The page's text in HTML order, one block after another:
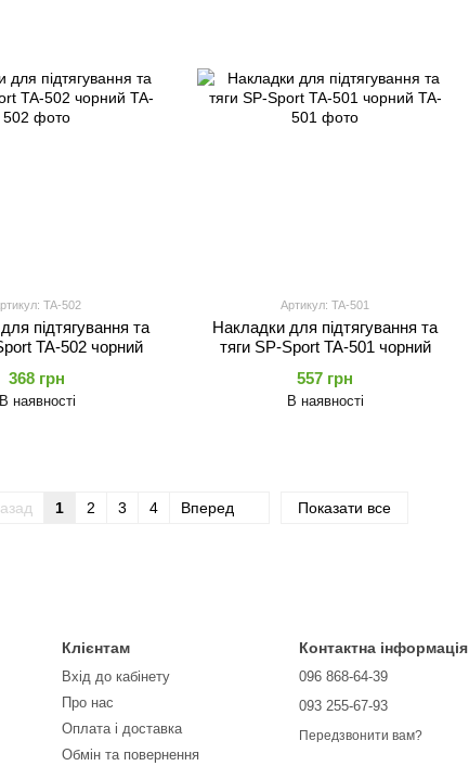
TA-502
підтягування та
TA-502 чорний
368 грн
В наявності
Артикул: TA-501
Накладки для підтягування та
тяги SP-Sport TA-501 чорний
557 грн
В наявності
1 2 3 4 Вперед Показати все
Клієнтам
Вхід до кабінету
Про нас
Оплата і доставка
Обмін та повернення
Контактна інформація
096 868-64-39
093 255-67-93
Передзвонити вам?